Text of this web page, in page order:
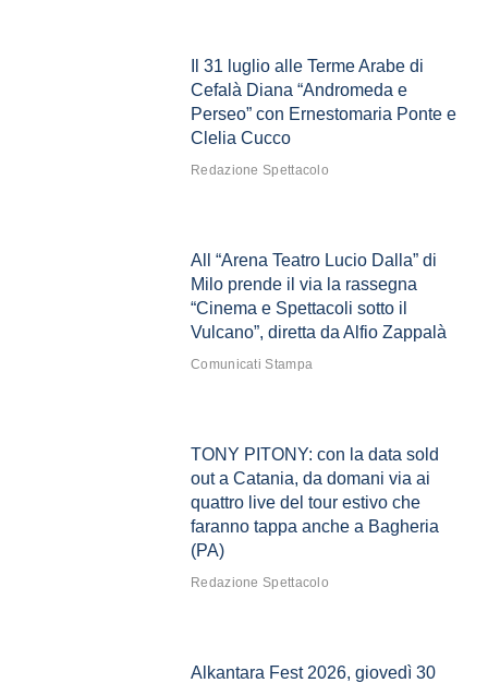
Il 31 luglio alle Terme Arabe di
Cefalà Diana “Andromeda e
Perseo” con Ernestomaria Ponte e
Clelia Cucco
Redazione Spettacolo
All “Arena Teatro Lucio Dalla” di
Milo prende il via la rassegna
“Cinema e Spettacoli sotto il
Vulcano”, diretta da Alfio Zappalà
Comunicati Stampa
TONY PITONY: con la data sold
out a Catania, da domani via ai
quattro live del tour estivo che
faranno tappa anche a Bagheria
(PA)
Redazione Spettacolo
Alkantara Fest 2026, giovedì 30